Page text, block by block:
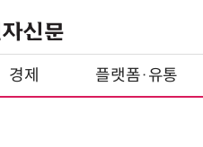
경제 플랫폼·유통